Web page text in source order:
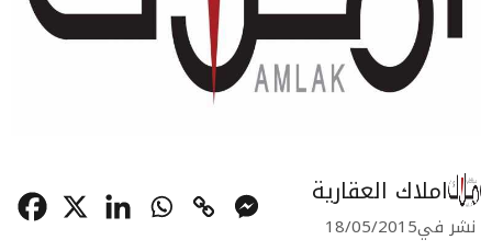
املاك العقارية
نشر في18/05/2015